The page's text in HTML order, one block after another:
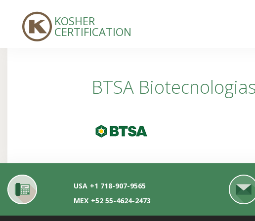
KOSHER
CERTIFICATION
BTSA
USA +1 718-907-9565
MEX +52 55-4624-2473